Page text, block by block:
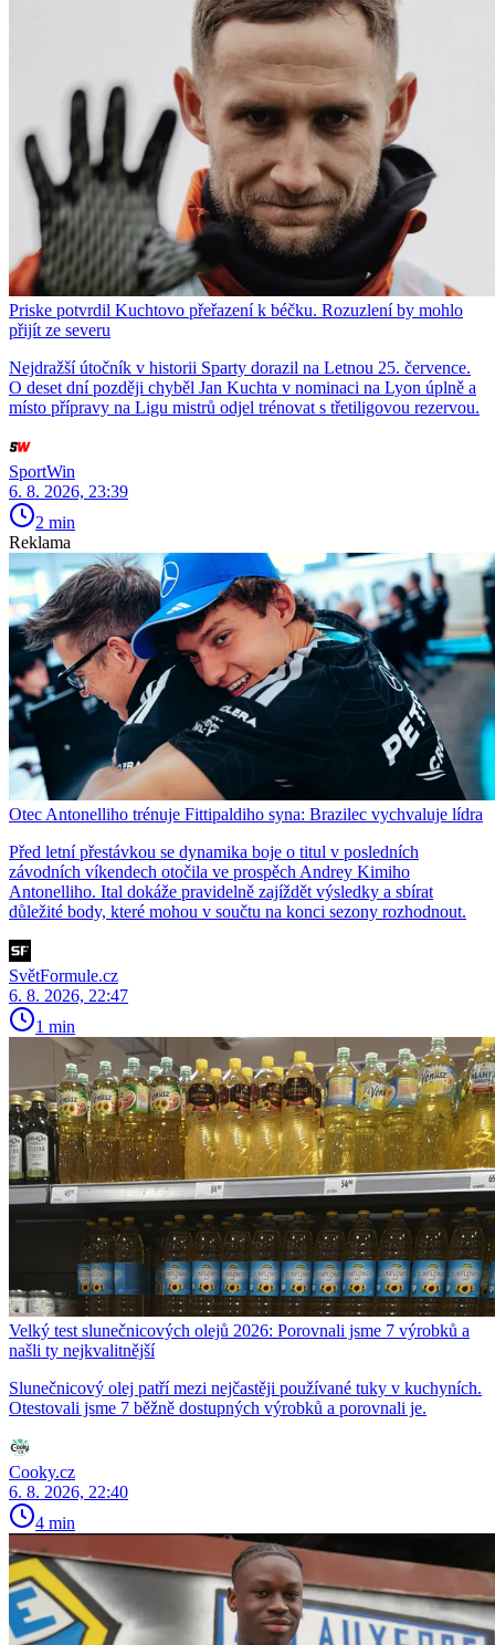
Priske potvrdil Kuchtovo přeřazení k béčku. Rozuzlení by mohlo
přijít ze severu
Nejdražší útočník v historii Sparty dorazil na Letnou 25. července.
O deset dní později chyběl Jan Kuchta v nominaci na Lyon úplně a
místo přípravy na Ligu mistrů odjel trénovat s třetiligovou rezervou.
SportWin
6. 8. 2026, 23:39
2 min
Reklama
Otec Antonelliho trénuje Fittipaldiho syna: Brazilec vychvaluje lídra
Před letní přestávkou se dynamika boje o titul v posledních
závodních víkendech otočila ve prospěch Andrey Kimiho
Antonelliho. Ital dokáže pravidelně zajíždět výsledky a sbírat
důležité body, které mohou v součtu na konci sezony rozhodnout.
SvětFormule.cz
6. 8. 2026, 22:47
1 min
Velký test slunečnicových olejů 2026: Porovnali jsme 7 výrobků a
našli ty nejkvalitnější
Slunečnicový olej patří mezi nejčastěji používané tuky v kuchyních.
Otestovali jsme 7 běžně dostupných výrobků a porovnali je.
Cooky.cz
6. 8. 2026, 22:40
4 min